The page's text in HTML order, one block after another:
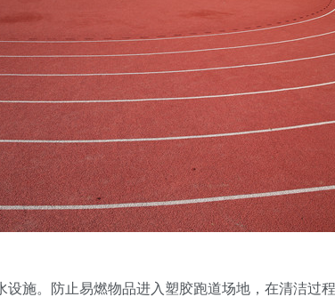
施。防止易燃物品进入塑胶跑道场地，在清洁过